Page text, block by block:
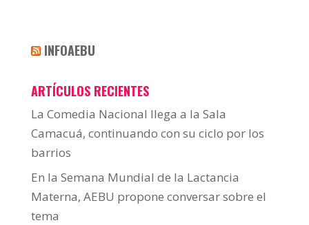
INFOAEBU
ARTÍCULOS RECIENTES
La Comedia Nacional llega a la Sala
Camacuá, continuando con su ciclo por los
barrios
En la Semana Mundial de la Lactancia
Materna, AEBU propone conversar sobre el
tema